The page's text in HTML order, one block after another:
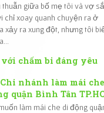
thuẫn giữa bố mẹ tôi và vợ
chỉ xoay quanh chuyện ra ở
xảy ra xung đột, nhưng tôi
chấm bi đáng yêu
Chi nhánh làm mái
quận Bình Tân
làm mái che di động